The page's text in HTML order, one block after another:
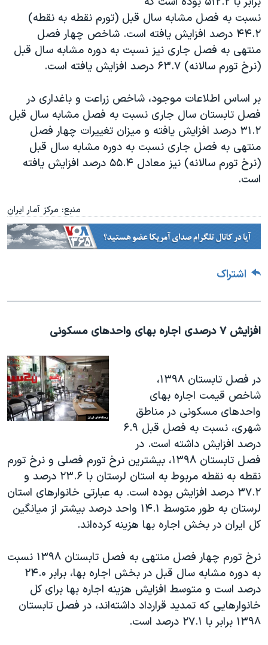
نسبت به فصل مشابه سال قبل (تورم نقطه به نقطه)
۴۴.۲ درصد افزایش یافته است. شاخص چهار فصل
منتهی به فصل جاری نیز نسبت به دوره مشابه سال قبل
(نرخ تورم سالانه) ۶۳.۷ درصد افزايش يافته است.
بر اساس اطلاعات موجود، شاخص زراعت و باغداری در
فصل تابستان سال جاری نسبت به فصل مشابه سال قبل
٣١.٢ درصد افزايش یافته و میزان تغییرات چهار فصل
منتهی به فصل جاری نسبت به دوره مشابه سال قبل
(نرخ تورم سالانه) نیز معادل ۵۵.۴ درصد افزایش یافته
است.
منبع: مرکز آمار ایران
اشتراک
افزایش ۷ درصدی اجاره بهای واحد‌های مسکونی
در فصل تابستان ۱۳۹۸،
شاخص قیمت اجاره بهای
واحد‌های مسکونی در مناطق
شهری، نسبت به فصل قبل ۶.۹
درصد افزایش داشته است. در
فصل تابستان ۱۳۹۸، بیشترین نرخ تورم فصلی و نرخ تورم
نقطه به نقطه مربوط به استان لرستان با ۲۳.۶ درصد و
۳۷.۲ درصد افزایش بوده است. به عبارتی خانوار‌های استان
لرستان به طور متوسط ۱۴.۱ واحد درصد بیشتر از میانگین
کل ایران در بخش اجاره بها هزینه کرده‌اند.
نرخ تورم چهار فصل منتهی به فصل تابستان ۱۳۹۸ نسبت
به دوره مشابه سال قبل در بخش اجاره بها، برابر ۲۴.۰
درصد است و متوسط افزایش هزینه اجاره بها برای کل
خانوار‌هایی که تمدید قرارداد داشته‌اند، در فصل تابستان
۱۳۹۸ برابر با ۲۷.۱ درصد است.